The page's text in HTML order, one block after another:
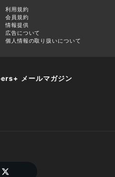
利用規約
会員規約
情報提供
広告について
個人情報の取り扱いについて
メールマガジン